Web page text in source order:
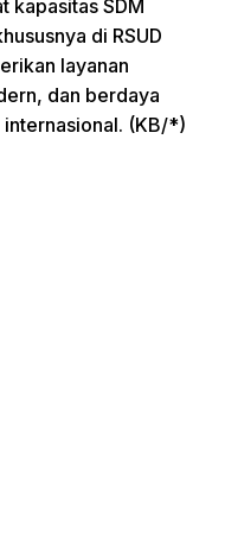
kapasitas SDM
di RSUD
layanan
dan berdaya
internasional. (KB/*)